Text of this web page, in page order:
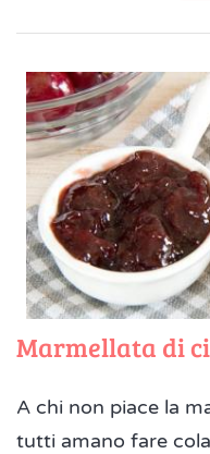
Marmellata di
A chi non piace la
tutti amano fare